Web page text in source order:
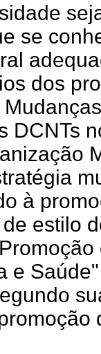
se
dos
DCNTs
à
estilo
e